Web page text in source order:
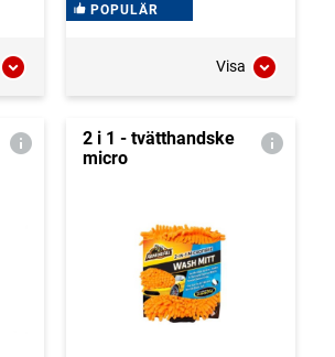
POPULÄR
Visa
2 i 1 - tvätthandske
micro